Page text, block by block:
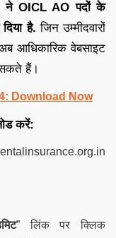
ने OICL AO पदों के
है. जिन उम्मीदवारों
आधिकारिक वेबसाइट
सकते हैं।
Download Now
करें:
” लिंक पर क्लिक